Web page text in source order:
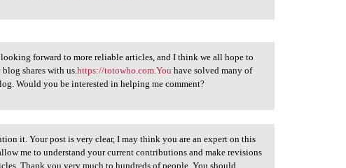
forward to more reliable articles, and I think we all hope to
shares with us.https://totowho.com.You have solved many of
Would you be interested in helping me comment?
it. Your post is very clear, I may think you are an expert on this
me to understand your current contributions and make revisions
Thank you very much to hundreds of people. You should